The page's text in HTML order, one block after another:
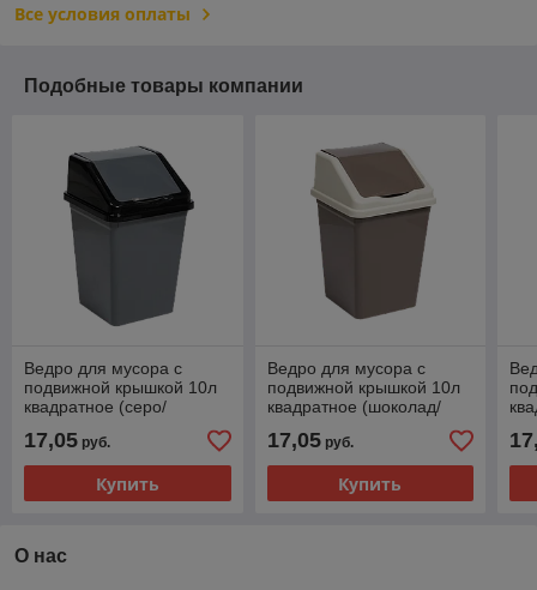
Все условия оплаты
Подобные товары компании
Ведро для мусора с
подвижной крышкой 10л
квадратное (серо/
17,05 руб.
Купить
Ведро для мусора с
подвижной крышкой 10л
квадратное (шоколад/
17,05руб.
Купить
О нас